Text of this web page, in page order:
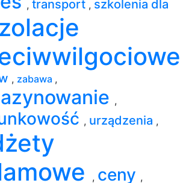
, transport , szkolenia dla
, zabawa ,
,
, urządzenia ,
, ceny ,